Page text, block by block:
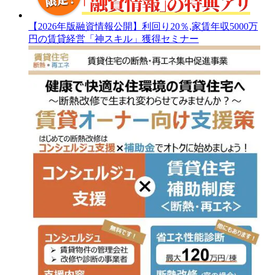
【2026年版融資情報公開】利回り20％,家賃年収5000万
円の賃貸経営「神スキル」獲得セミナー